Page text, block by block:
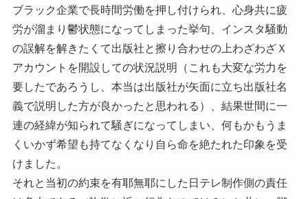
ブラック企業で長時間労働を押し付けられ、心身共に疲
労が溜まり鬱状態になってしまった挙句、インスタ騒動
の誤解を解きたくて出版社と擦り合わせの上わざわざＸ
アカウントを開設しての状況説明（これも大変な労力を
要したであろうし、本当は出版社が矢面に立ち出版社名
義で説明した方が良かったと思われる）、結果世間に一
連の経緯が知られて騒ぎになってしまい、何もかもうま
くいかず希望も持てなくなり自ら命を絶たれた印象を受
けました。
それと当初の約束を有耶無耶にした日テレ制作側の責任